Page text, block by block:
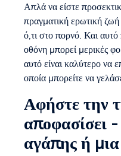
Απλά να είστε
πραγματική ερωτική
ό,τι στο πορνό. Και
οθόνη μπορεί μερικές
αυτό είναι καλύτερο να
οποία μπορείτε να
Αφήστε την
αποφασίσει
αγάπης ή